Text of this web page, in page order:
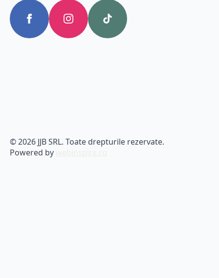
© 2026 JJB SRL. Toate drepturile rezervate.
Powered by